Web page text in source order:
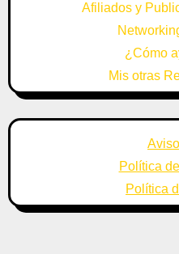
Afiliados y
¿Cómo
Mis otras
Política
Política